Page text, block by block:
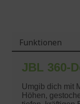
Funktionen